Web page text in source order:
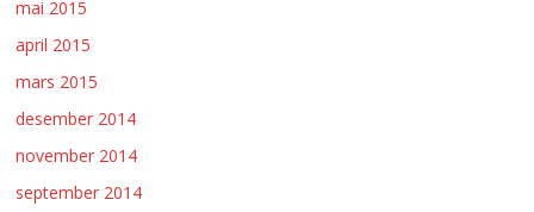
mai 2015
april 2015
mars 2015
desember 2014
november 2014
september 2014